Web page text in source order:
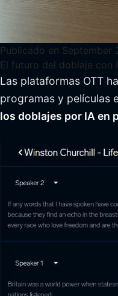
Publicado en September
El futuro del doblaje con
Las plataformas OTT
programas y películas
los doblajes por IA en